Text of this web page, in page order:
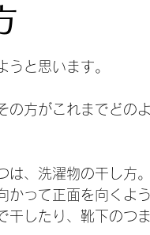
うと思います。
の方がこれまでどの
は、洗濯物の干し方
って正面を向くよ
干したり、 靴下のつ